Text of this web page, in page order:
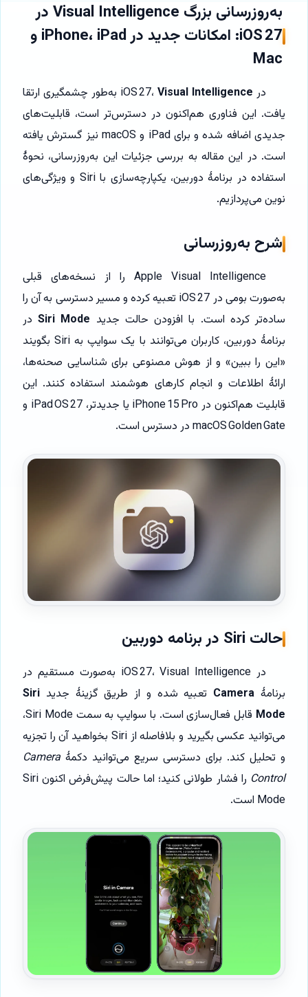
به‌روزرسانی بزرگ Visual Intelligence در
iOS 27: امکانات جدید در iPhone، iPad و
Mac
در iOS 27، Visual Intelligence
به‌طور چشمگیری ارتقا
یافت. این فناوری هم‌اکنون در دسترس‌تر است، قابلیت‌های
جدیدی اضافه شده و برای iPad و macOS نیز گسترش یافته
است. در این مقاله به بررسی جزئیات این به‌روزرسانی، نحوهٔ
استفاده در برنامهٔ دوربین، یکپارچه‌سازی با Siri و ویژگی‌های
نوین می‌پردازیم.
شرح به‌روزرسانی
Apple Visual Intelligence را از نسخه‌های قبلی
به‌صورت بومی در iOS 27 تعبیه کرده و مسیر دسترسی به آن را
ساده‌تر کرده است. با افزودن حالت جدید Siri Modeدر
برنامهٔ دوربین، کاربران می‌توانند با یک سوایپ به Siri بگویند
«این را ببین» و از هوش مصنوعی برای شناسایی صحنه‌ها،
ارائهٔ اطلاعات و انجام کارهای هوشمند استفاده کنند. این
قابلیت هم‌اکنون در iPhone 15 Pro یا جدیدتر، iPad OS 27 و
macOS Golden Gate در دسترس است.
حالت Siri در برنامه دوربین
در iOS 27، Visual Intelligence به‌صورت مستقیم در
برنامهٔ Camera تعبیه شده و از طریق گزینهٔ جدید Siri
Mode
قابل فعال‌سازی است. با سوایپ به سمت Siri Mode،
می‌توانید عکسی بگیرید و بلافاصله از Siri بخواهید آن را تجزیه
و تحلیل کند. برای دسترسی سریع می‌توانید دکمهٔ Camera
Control
را فشار طولانی کنید؛ اما حالت پیش‌فرض اکنون Siri
Mode است.